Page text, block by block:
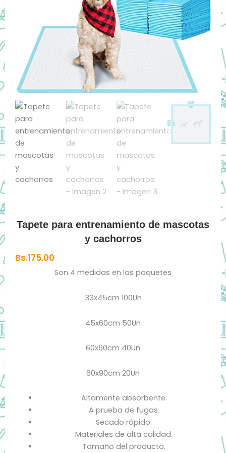
Tapete para entrenamiento de mascotas
y cachorros
Bs.175.00
Son 4 medidas en los paquetes
33x45cm 100Un
45x60cm 50Un
60x60cm 40Un
60x90cm 20Un
Altamente absorbente.
A prueba de fugas.
Secado rápido.
Materiales de alta calidad.
Tamaño del producto.